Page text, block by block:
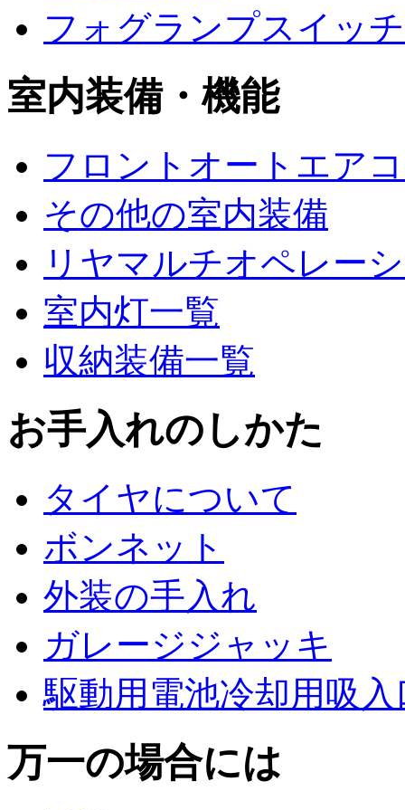
フォグランプスイッチ
室内装備・機能
フロントオートエア
その他の室内装備
リヤマルチオペレー
室内灯一覧
収納装備一覧
お手入れのしかた
タイヤについて
ボンネット
外装の手入れ
ガレージジャッキ
駆動用電池冷却用吸
万一の場合には